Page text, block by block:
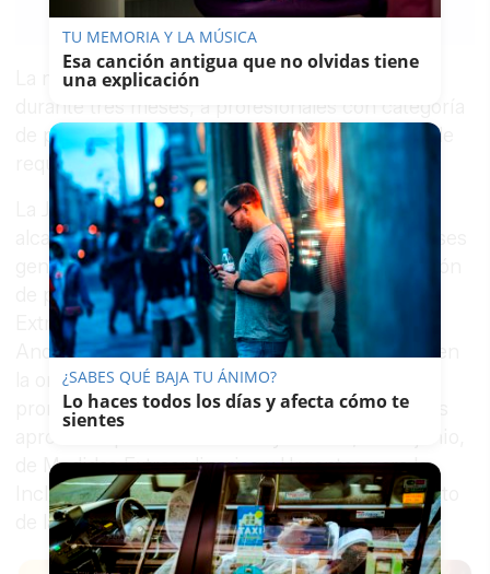
Facebook
X WhatsApp
Copy Guardar
La medida permitirá al Ayuntamiento contratar,
durante tres meses, a profesionales con categoría
de peón siempre y cuando cumplan una serie de
requisitos.
La Junta de Gobierno Local, presidida por la
alcaldesa, Mamen Sánchez, ha aprobado las bases
generales de la convocatoria pública de selección
de personas beneficiarias del Programa
Extraordinario de Ayuda a la Contratación de
Andalucía, elaboradas al amparo de lo previsto en
la orden de 24 de abril de 2016, por la que se
prorrogan para este año, algunas de las medidas
de Medidas Extraordinarias y Urgentes para la
Inclusión Social, a través del empleo y el fomento
de la solidaridad en Andalucía.
TU MEMORIA Y LA MÚSICA
Esa canción antigua que no olvidas tiene
una explicación
¿SABES QUÉ BAJA TU ÁNIMO?
Lo haces todos los días y afecta cómo te
sientes